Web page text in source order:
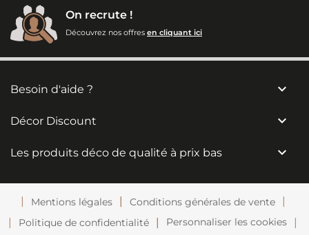
On recrute !
Découvrez nos offres en cliquant ici
Besoin d'aide ? 
Décor Discount 
Les produits déco de qualité à prix bas 
Mentions légales
Conditions générales de vente
Politique de confidentialité
Personnaliser les cookies